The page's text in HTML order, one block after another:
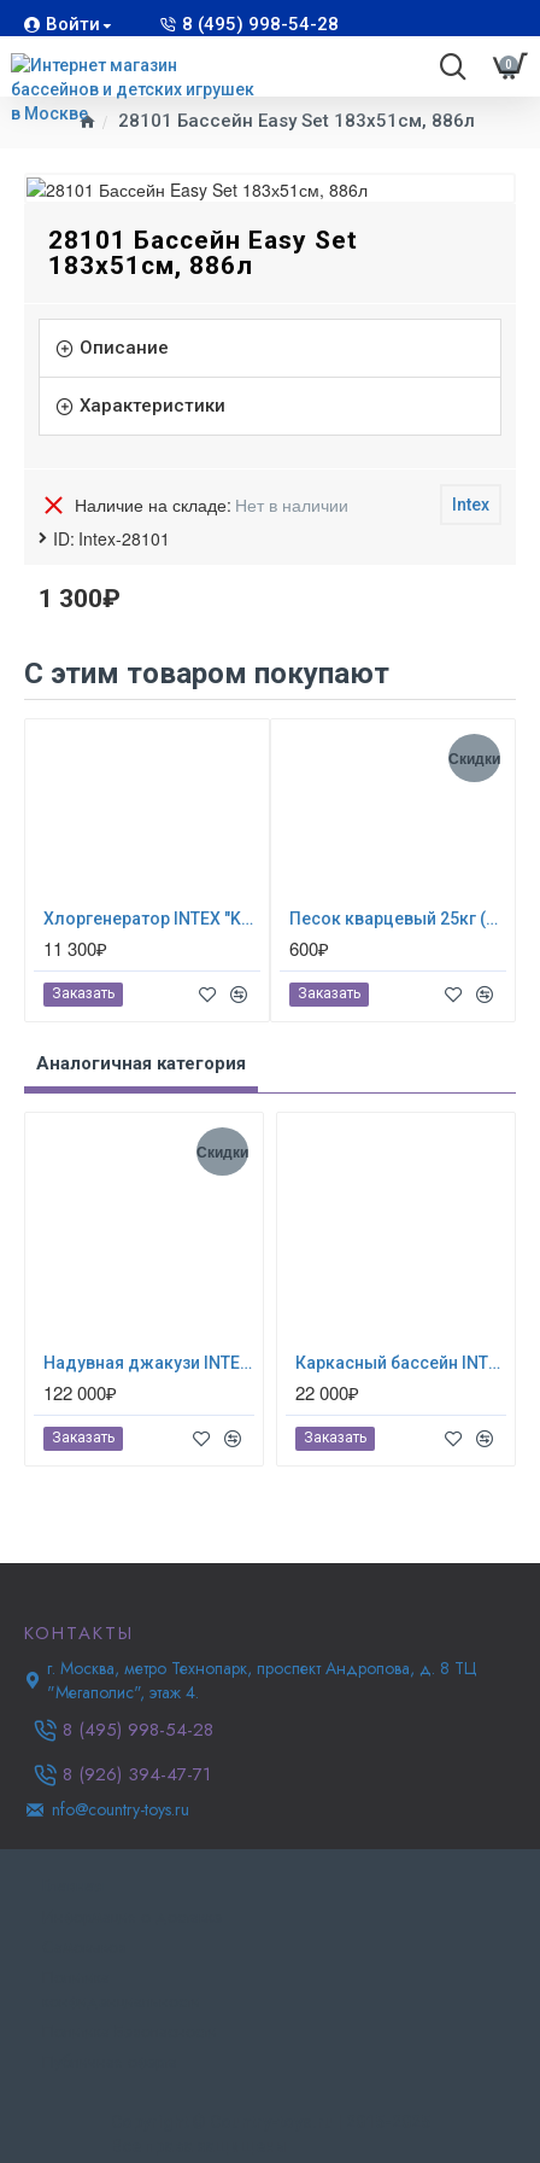
Войти 8 (495) 998-54-28
0
28101 Бассейн Easy Set 183х51см, 886л
28101 Бассейн Easy Set
183х51см, 886л
Описание
Характеристики
Наличие на складе: Нет в наличии
ID: Intex-28101
Intex
1 300₽
С этим товаром покупают
Хлоргенератор INTEX "Krystal Clear saltwater system" ; артикул 26668
11 300₽
Заказать
Скидки
Песок кварцевый 25кг (для песочных фильтр-насосов) 0024
600₽
Заказать
Аналогичная категория
Скидки
Надувная джакузи INTEX PureSpa Jet and Bubble Deluxe 218x71см-6 персон ; артикул 28462
122 000₽
Заказать
Каркасный бассейн INTEX Prism Frame (круг) 3.66 х 1.22 м ; артикул 26718
22 000₽
Заказать
КОНТАКТЫ
г. Москва, метро Технопарк, проспект Андропова, д. 8 ТЦ
"Мегаполис", этаж 4.
8 (495) 998-54-28
8 (926) 394-47-71
nfo@country-toys.ru